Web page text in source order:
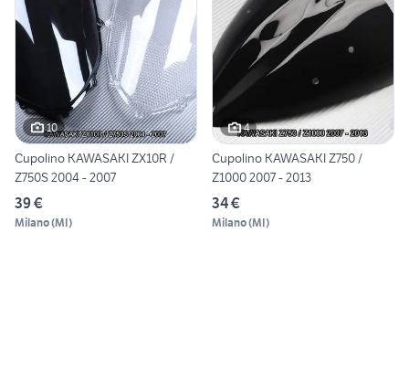
10
Cupolino KAWASAKI ZX10R /
Z750S 2004 - 2007
39 €
Milano(MI)
4
Cupolino KAWASAKI Z750 /
Z1000 2007 - 2013
34 €
Milano(MI)